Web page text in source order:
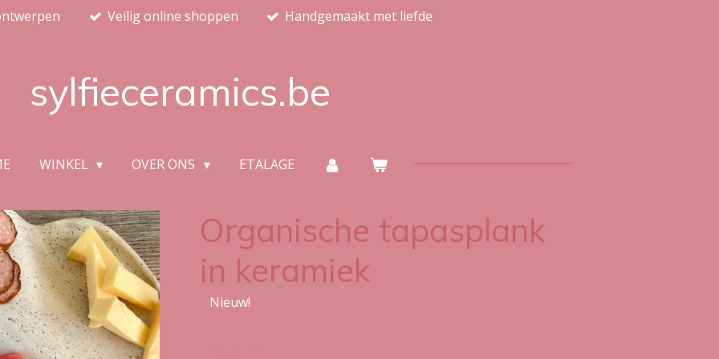
Veilig online shoppen Handgemaakt met liefde
sylfieceramics.be
WINKEL OVER ONS ETALAGE
Organische tapasplank
in keramiek
Nieuw!